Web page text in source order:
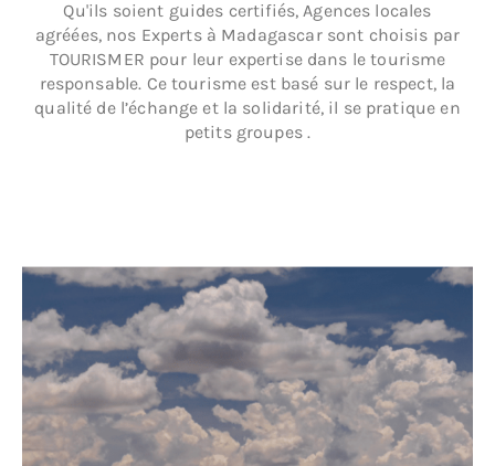
Qu'ils soient guides certifiés, Agences locales
agréées, nos Experts à Madagascar sont choisis par
TOURISMER pour leur expertise dans le tourisme
responsable. Ce tourisme est basé sur le respect, la
qualité de l’échange et la solidarité, il se pratique en
petits groupes .